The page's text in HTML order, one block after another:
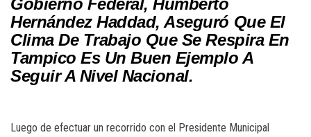
Gobierno Federal, Humberto
Hernández Haddad, Aseguró Que El
Clima De Trabajo Que Se Respira En
Tampico Es Un Buen Ejemplo A
Seguir A Nivel Nacional.
Luego de efectuar un recorrido con el Presidente Municipal